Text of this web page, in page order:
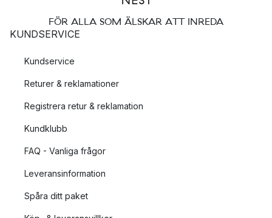
FÖR ALLA SOM ÄLSKAR ATT INREDA
KUNDSERVICE
Kundservice
Returer & reklamationer
Registrera retur & reklamation
Kundklubb
FAQ - Vanliga frågor
Leveransinformation
Spåra ditt paket